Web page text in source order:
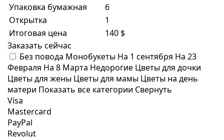
Упаковка бумажная
6
Открытка
1
Итоговая цена
140 $
Заказать сейчас
Без повода Монобукеты На 1 сентября На 23
Февраля На 8 Марта Недорогие Цветы для дочки
Цветы для жены Цветы для мамы Цветы на день
матери Показать все категории Свернуть
Visa
Mastercard
PayPal
Revolut